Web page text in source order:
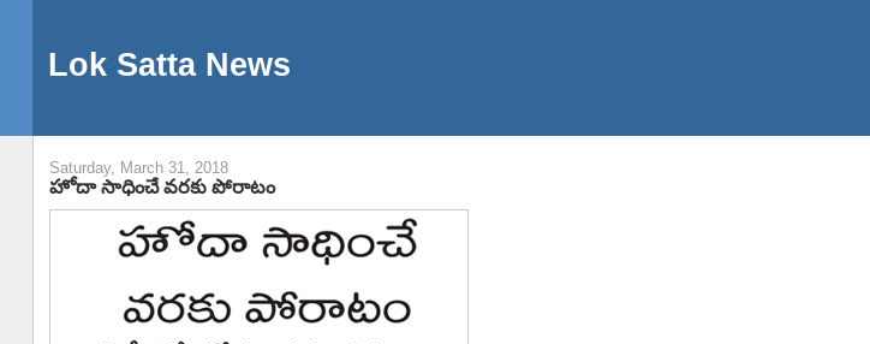
Lok Satta News
Saturday, March 31, 2018
హోదా సాధించే వరకు పోరాటం